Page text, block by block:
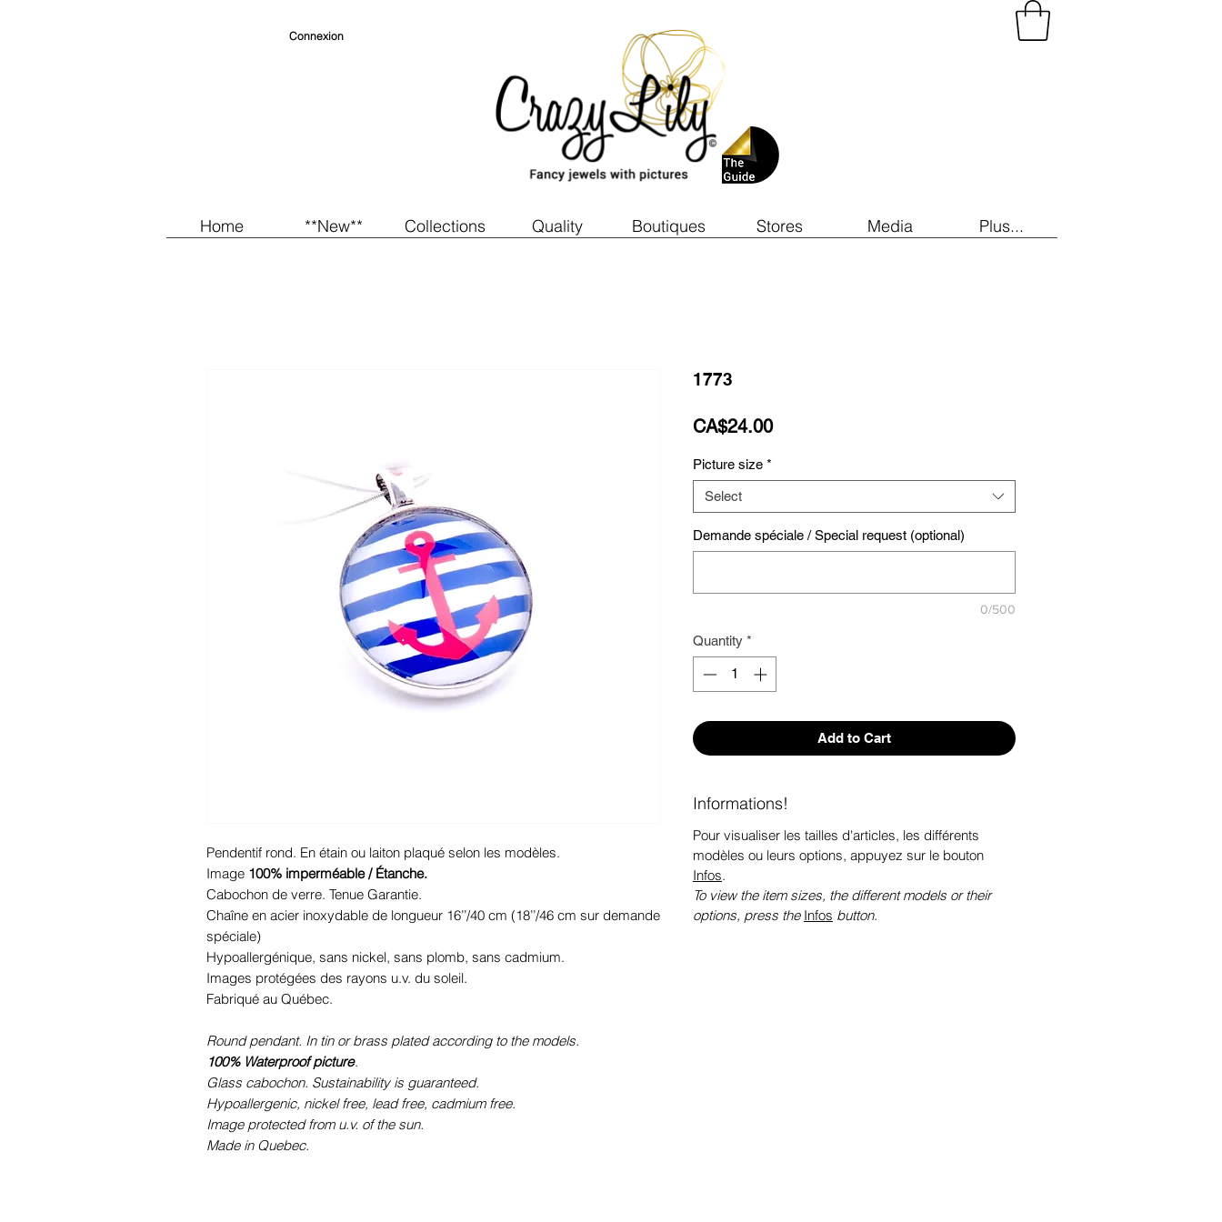
Home **New** Collections Quality Boutiques Stores Media Plus...
Connexion
Pendentif rond. En étain ou laiton plaqué selon les modèles.
Image 100% imperméable / Étanche.
Cabochon de verre. Tenue Garantie.
Chaîne en acier inoxydable de longueur 16’’/40 cm (18’’/46 cm sur demande
spéciale)
Hypoallergénique, sans nickel, sans plomb, sans cadmium.
Images protégées des rayons u.v. du soleil.
Fabriqué au Québec.
Round pendant. In tin or brass plated according to the models.
100% Waterproof picture.
Glass cabochon. Sustainability is guaranteed.
Hypoallergenic, nickel free, lead free, cadmium free.
Image protected from u.v. of the sun.
Made in Quebec.
1773
CA$24.00Price
Picture size *
Select
Demande spéciale / Special request (optional)
0/500
Quantity *
Add to Cart
Informations!
Pour visualiser les tailles d'articles, les différents
modèles ou leurs options, appuyez sur le bouton
Infos.
To view the item sizes, the different models or their
options, press the Infos button.